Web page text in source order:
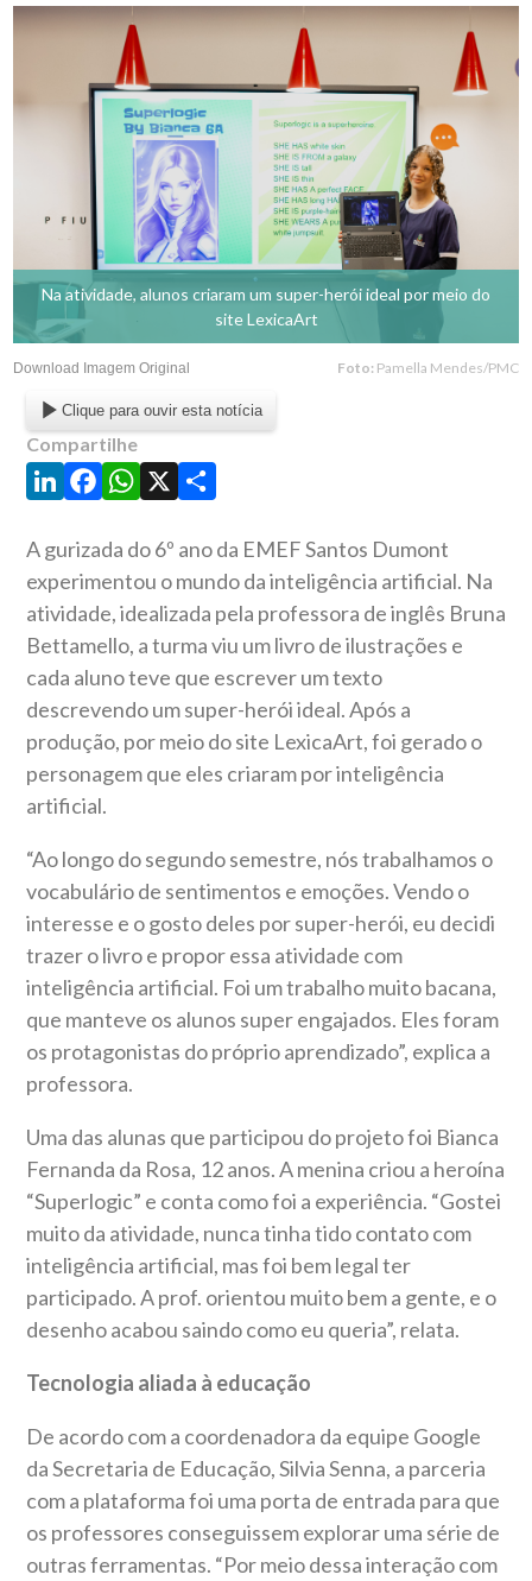
Na atividade, alunos criaram um super-herói ideal por meio do
site LexicaArt
Download Imagem Original Foto: Pamella Mendes/PMC
Clique para ouvir esta notícia
Compartilhe
LinkedIn
Facebook
WhatsApp
X Share
A gurizada do 6º ano da EMEF Santos Dumont
experimentou o mundo da inteligência artificial. Na
atividade, idealizada pela professora de inglês Bruna
Bettamello, a turma viu um livro de ilustrações e
cada aluno teve que escrever um texto
descrevendo um super-herói ideal. Após a
produção, por meio do site LexicaArt, foi gerado o
personagem que eles criaram por inteligência
artificial.
“Ao longo do segundo semestre, nós trabalhamos o
vocabulário de sentimentos e emoções. Vendo o
interesse e o gosto deles por super-herói, eu decidi
trazer o livro e propor essa atividade com
inteligência artificial. Foi um trabalho muito bacana,
que manteve os alunos super engajados. Eles foram
os protagonistas do próprio aprendizado”, explica a
professora.
Uma das alunas que participou do projeto foi Bianca
Fernanda da Rosa, 12 anos. A menina criou a heroína
“Superlogic” e conta como foi a experiência. “Gostei
muito da atividade, nunca tinha tido contato com
inteligência artificial, mas foi bem legal ter
participado. A prof. orientou muito bem a gente, e o
desenho acabou saindo como eu queria”, relata.
Tecnologia aliada à educação
De acordo com a coordenadora da equipe Google
da Secretaria de Educação, Silvia Senna, a parceria
com a plataforma foi uma porta de entrada para que
os professores conseguissem explorar uma série de
outras ferramentas. “Por meio dessa interação com